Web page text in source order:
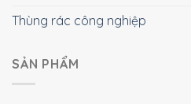
Thùng rác công nghiệp
SẢN PHẨM